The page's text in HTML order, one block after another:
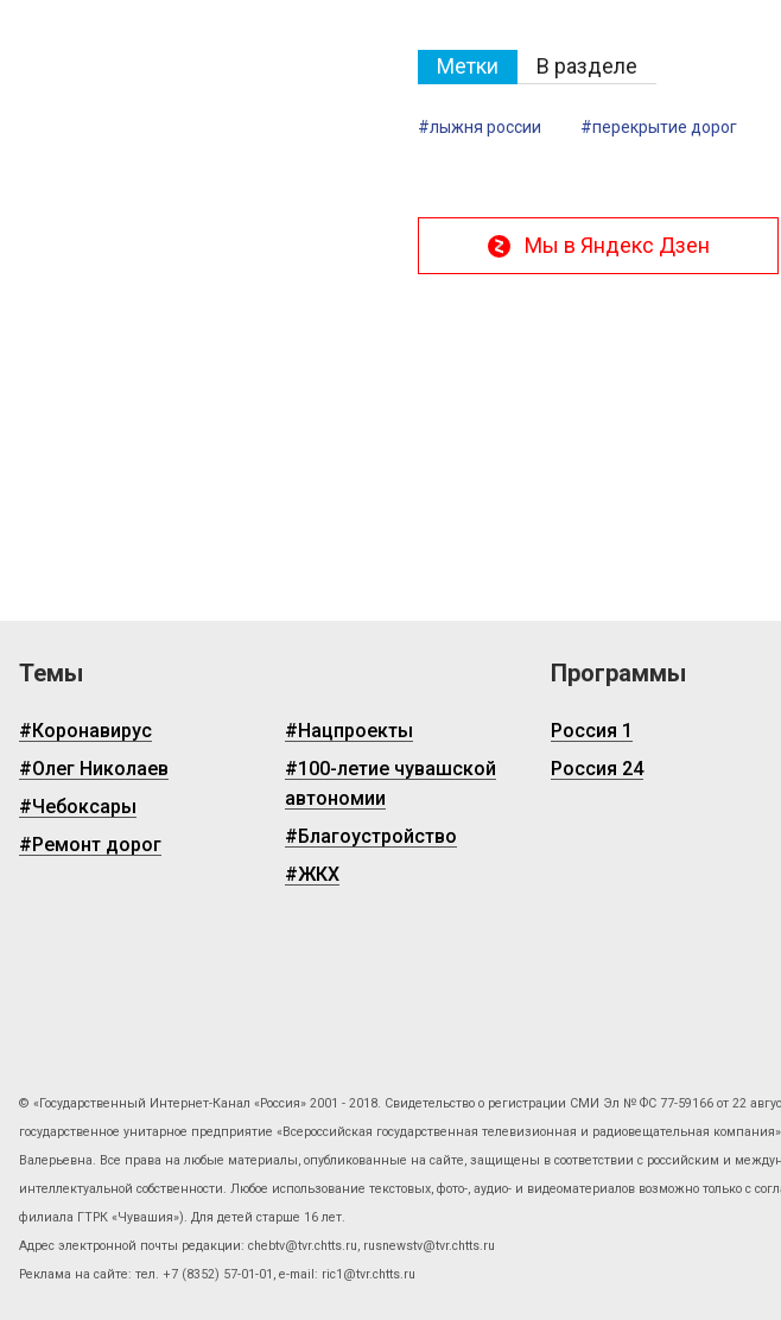
Метки В разделе
#лыжня россии #перекрытие дорог
Мы в Яндекс Дзен
Темы
#Коронавирус
#Олег Николаев
#Чебоксары
#Ремонт дорог
#Нацпроекты
#100-летие чувашской
автономии
#Благоустройство
#ЖКХ
Программы
Россия 1
Россия 24
© «Государственный Интернет-Канал «Россия» 2001 - 2018. Свидетельство о регистрации СМИ Эл № ФС 77-59166 от 22
государственное унитарное предприятие «Всероссийская государственная телевизионная и радиовещательная
Валерьевна. Все права на любые материалы, опубликованные на сайте, защищены в соответствии с российским и
интеллектуальной собственности. Любое использование текстовых, фото-, аудио- и видеоматериалов возможно только с
филиала ГТРК «Чувашия»). Для детей старше 16 лет.
Адрес электронной почты редакции: chebtv@tvr.chtts.ru, rusnewstv@tvr.chtts.ru
Реклама на сайте: тел. +7 (8352) 57-01-01, е-mail: ric1@tvr.chtts.ru